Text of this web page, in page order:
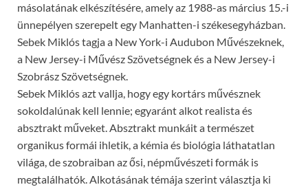
másolatának elkészítésére, amely az 1988-as március 15.-i
ünnepélyen szerepelt egy Manhatten-i székesegyházban.
Sebek Miklós tagja a New York-i Audubon Művészeknek,
a New Jersey-i Művész Szövetségnek és a New Jersey-i
Szobrász Szövetségnek.
Sebek Miklós azt vallja, hogy egy kortárs művésznek
sokoldalúnak kell lennie; egyaránt alkot realista és
absztrakt műveket. Absztrakt munkáit a természet
organikus formái ihletik, a kémia és biológia láthatatlan
világa, de szobraiban az ősi, népművészeti formák is
megtalálhatók. Alkotásának témája szerint választja ki